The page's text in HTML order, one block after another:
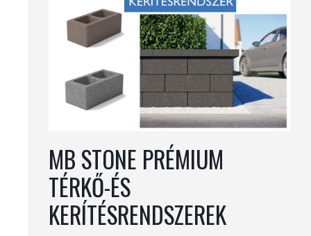
MB STONE PRÉMIUM
TÉRKŐ-ÉS
KERÍTÉSRENDSZEREK